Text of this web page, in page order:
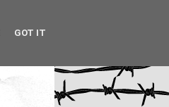
GOT IT